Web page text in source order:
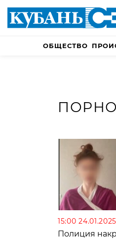
ОБЩЕСТВО
15:00 24.01.2025
Полиция